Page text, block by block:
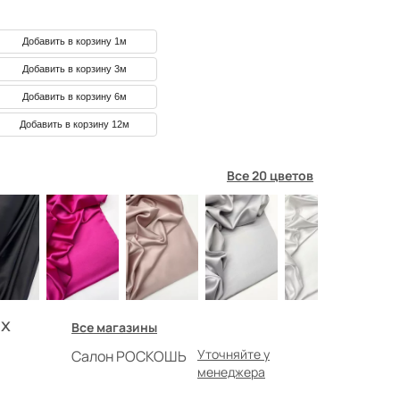
Добавить в корзину 1м
Добавить в корзину 3м
Добавить в корзину 6м
Добавить в корзину 12м
Все 20 цветов
Все магазины
Салон РОСКОШЬ
Уточняйте у
менеджера